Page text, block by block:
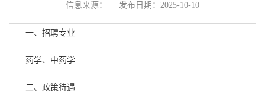
信息来源： 发布日期：2025-10-10
一、招聘专业
药学、中药学
二、政策待遇